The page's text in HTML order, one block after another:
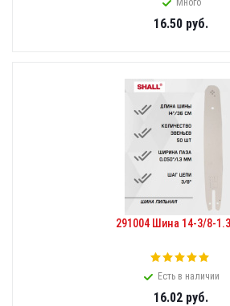
Много
16.50руб.
291004 Шина 14-3/8-
Есть в наличии
16.02руб.